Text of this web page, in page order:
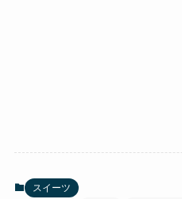
スイーツ